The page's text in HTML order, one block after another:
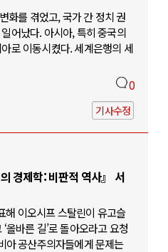
화를 겪었고, 국가 간 정치 권
어났다. 아시아, 특히 중국의
로 이동시켰다. 세계은행의 세
0
기사수정
경제학: 비판적 역사』 서
해 이오시프 스탈린이 유고슬
올바른 길’로 돌아오라고 요청
아 공산주의자들에게 문제는